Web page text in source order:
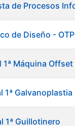
de Diseño - OTP
1ª Galvanoplastia
1ª Guillotinero